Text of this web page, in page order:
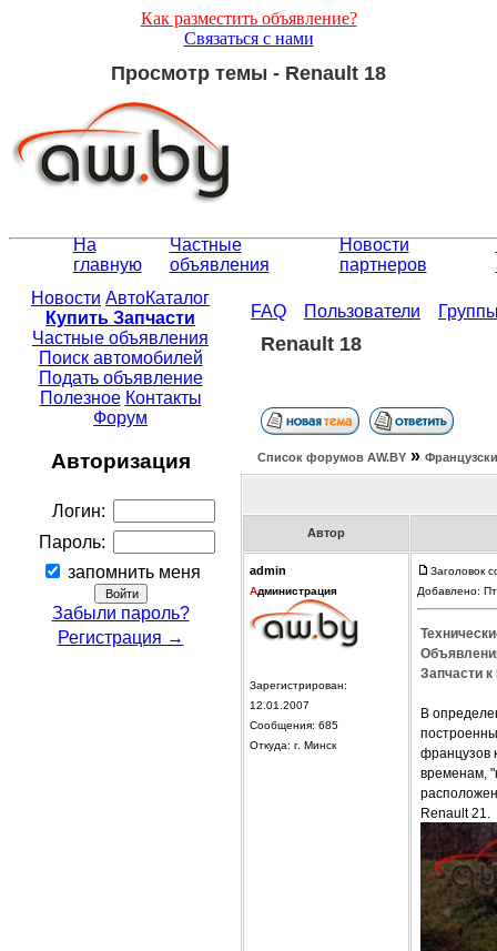
Как разместить объявление?
Связаться с нами
Просмотр темы - Renault 18
На
главную
Частные
объявления
Новости
партнеров
Новости АвтоКаталог
Купить Запчасти
Частные объявления
Поиск автомобилей
Подать объявление
Полезное Контакты
Форум
Авторизация
Логин:
Пароль:
запомнить меня
Забыли пароль?
Регистрация →
FAQ Пользователи
Renault 18
Список форумов АW.BY »
Автор
admin
Администрация
Зарегистрирован:
12.01.2007
Сообщения: 685
Откуда: г. Минск
Заголовок
Добавлено:
Запчасти к
В
французов
временам,
Renault 21.